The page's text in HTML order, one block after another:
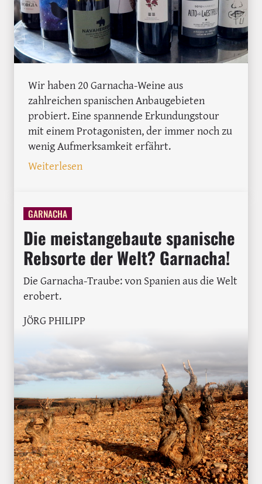
Wir haben 20 Garnacha-Weine aus
zahlreichen spanischen Anbaugebieten
probiert. Eine spannende Erkundungstour
mit einem Protagonisten, der immer noch zu
wenig Aufmerksamkeit erfährt.
Weiterlesen
GARNACHA
Die meistangebaute spanische
Rebsorte der Welt? Garnacha!
Die Garnacha-Traube: von Spanien aus die Welt
erobert.
JÖRG PHILIPP